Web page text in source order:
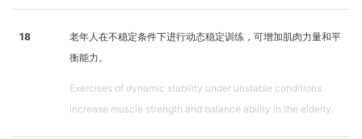
18
老年人在不稳定条件下进行动态稳定训练，可增加肌肉力量和平
衡能力。
Exercises of dynamic stability under unstable conditions
increase muscle strength and balance ability in the elderly.